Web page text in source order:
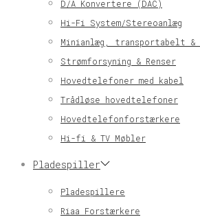
D/A Konvertere (DAC)
Hi-Fi System/Stereoanlæg
Minianlæg, transportabelt &
Strømforsyning & Renser
Hovedtelefoner med kabel
Trådløse hovedtelefoner
Hovedtelefonforstærkere
Hi-fi & TV Møbler
Pladespiller
Pladespillere
Riaa Forstærkere